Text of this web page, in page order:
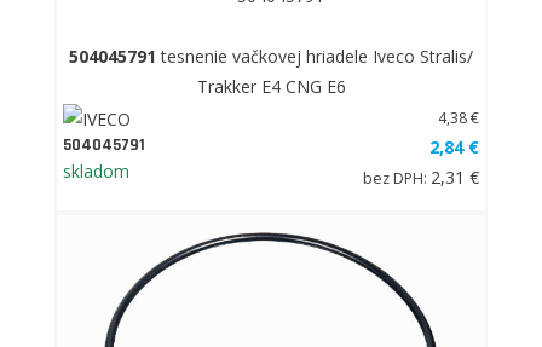
504045791 tesnenie vačkovej hriadele Iveco Stralis/
Trakker E4 CNG E6
504045791
skladom
4,38 €
2,84 €
bez DPH: 2,31 €